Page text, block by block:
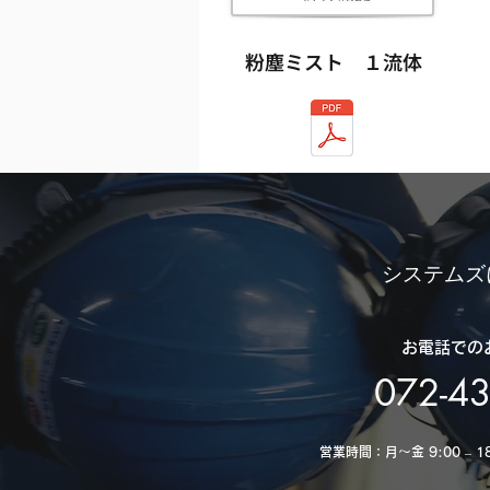
粉塵ミスト １流体
システム
お電話での
072-
営業時間：月～金 9:00 –